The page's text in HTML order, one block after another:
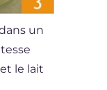
un
et le lait